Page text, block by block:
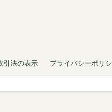
引法の表示 プライバシーポリ